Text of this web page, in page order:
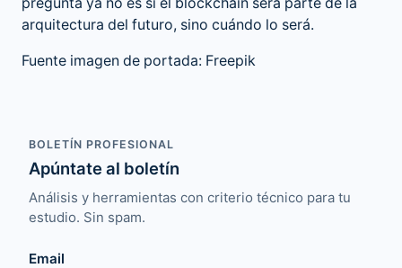
pregunta ya no es si el blockchain será parte de la
arquitectura del futuro, sino cuándo lo será.
Fuente imagen de portada: Freepik
BOLETÍN PROFESIONAL
Apúntate al boletín
Análisis y herramientas con criterio técnico para tu
estudio. Sin spam.
Email